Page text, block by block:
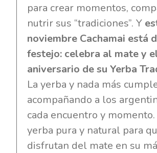
para crear momentos,
nutrir sus “tradiciones”. Y
noviembre Cachamai está
festejo: celebra al mate y
aniversario de su Yerba
La yerba y nada más
acompañando a los
cada encuentro y
yerba pura y natural para
disfrutan del mate en su